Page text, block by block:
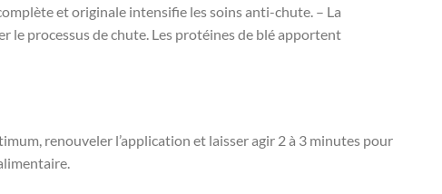
et originale intensifie les soins anti-chute. – La
le processus de chute. Les protéines de blé apportent
renouveler l’application et laisser agir 2 à 3 minutes pour